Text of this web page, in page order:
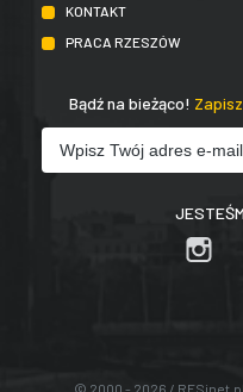
KONTAKT
PRACA RZESZÓW
Bądź na bieżąco!
© 2000 - 2026 /